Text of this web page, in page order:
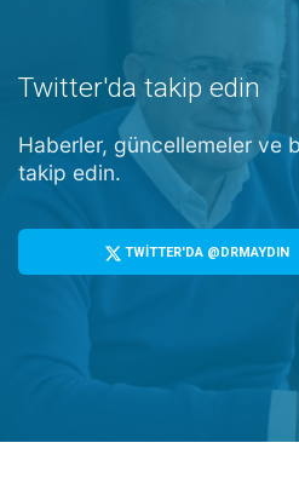
Twitter'da takip edin
Haberler, güncellemeler ve
takip edin.
TWİTTER'DA @DRMAYDIN